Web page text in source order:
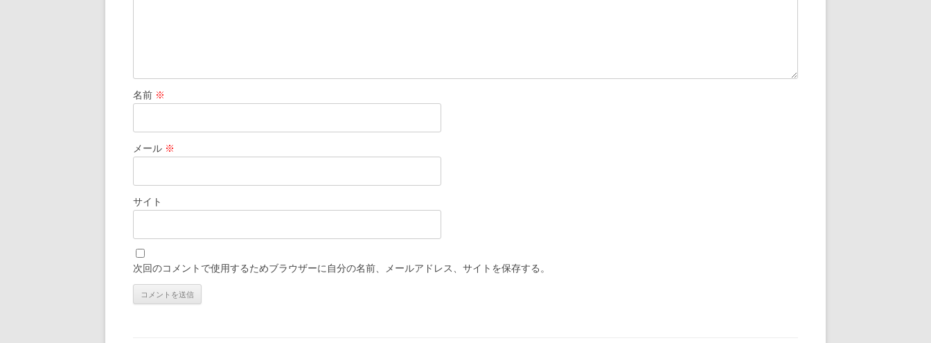
名前 ※
メール ※
サイト
次回のコメントで使用するためブラウザーに自分の名前、メールアドレス、サイトを保存する。